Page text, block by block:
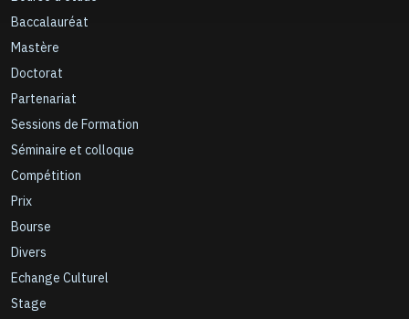
Baccalauréat
Mastère
Doctorat
Partenariat
Sessions de Formation
Séminaire et colloque
Compétition
Prix
Bourse
Divers
Echange Culturel
Stage